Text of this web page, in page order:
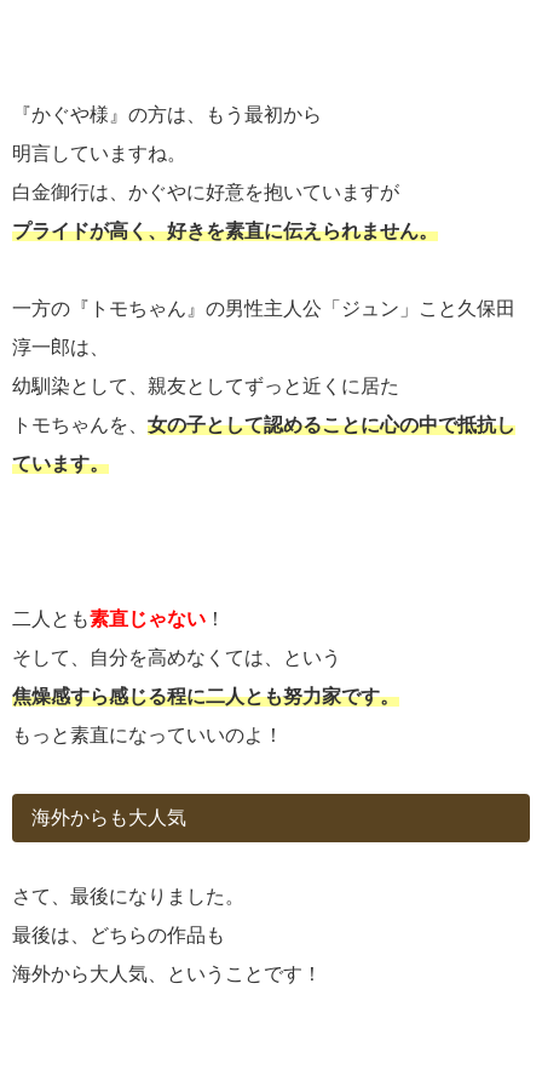
『かぐや様』の方は、もう最初から
明言していますね。
白金御行は、かぐやに好意を抱いていますが
プライドが高く、好きを素直に伝えられません。
一方の『トモちゃん』の男性主人公「ジュン」こと久保田
淳一郎は、
幼馴染として、親友としてずっと近くに居た
トモちゃんを、 女の子として認めることに心の中で抵抗し
ています。
二人とも素直じゃない ！
そして、自分を高めなくては、という
焦燥感すら感じる程に二人とも努力家です。
もっと素直になっていいのよ！
海外からも大人気
さて、最後になりました。
最後は、どちらの作品も
海外から大人気、ということです！